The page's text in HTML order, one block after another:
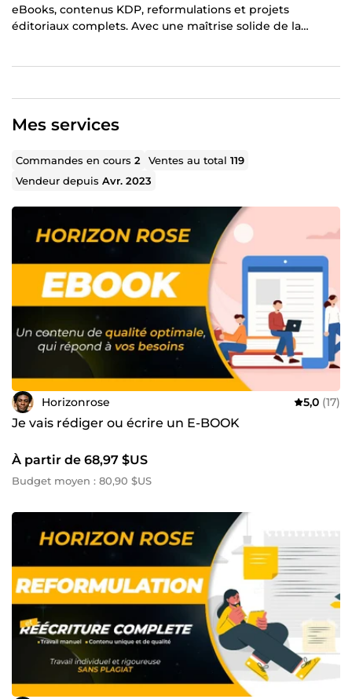
eBooks, contenus KDP, reformulations et projets
éditoriaux complets. Avec une maîtrise solide de la
Mes services
Commandes en cours2 Ventes au total119
Vendeur depuisAvr. 2023
Horizonrose 5,0 (17)
Je vais rédiger ou écrire un E-BOOK
À partir de 68,97 $US
Budget moyen : 80,90 $US